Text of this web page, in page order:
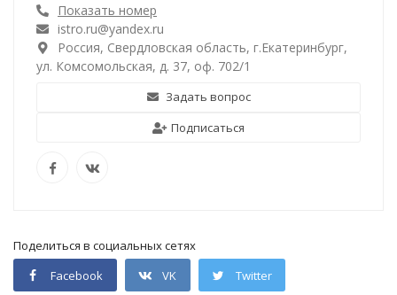
Показать номер
istro.ru@yandex.ru
Россия, Свердловская область, г.Екатеринбург,
ул. Комсомольская, д. 37, оф. 702/1
Задать вопрос
Подписаться
Поделиться в социальных сетях
Facebook
VK Twitter